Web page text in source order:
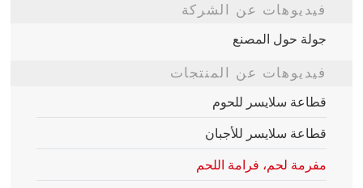
فيديوهات عن الشركة
جولة حول المصنع
فيديوهات عن المنتجات
قطاعة سلايسر للحوم
قطاعة سلايسر للأجبان
مفرمة لحم، فرامة اللحم